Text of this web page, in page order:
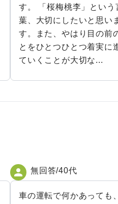
す。 「桜梅桃李」という
葉、大切にしたいと思い
す。また、やはり目の前
とをひとつひとつ着実に
ていくことが大切な...
無回答/40代
車の運転で何かあっても